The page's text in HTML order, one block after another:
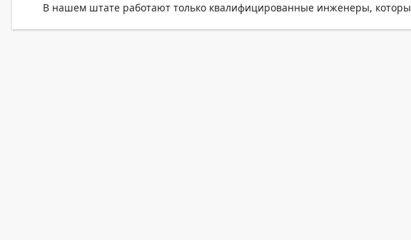
В нашем штате работают только квалифицированные инженеры,